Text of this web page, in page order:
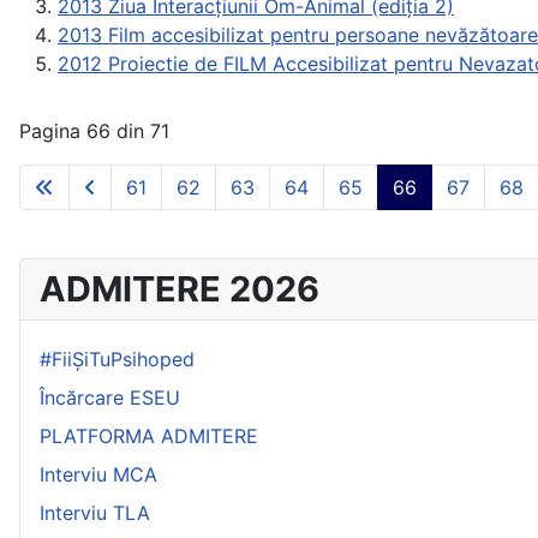
2013 Ziua Interacțiunii Om-Animal (ediția 2)
2013 Film accesibilizat pentru persoane nevăzătoare
2012 Proiectie de FILM Accesibilizat pentru
Pagina 66 din 71
61 62 63 64 65 66 67 68
ADMITERE 2026
#FiiȘiTuPsihoped
Încărcare ESEU
PLATFORMA ADMITERE
Interviu MCA
Interviu TLA